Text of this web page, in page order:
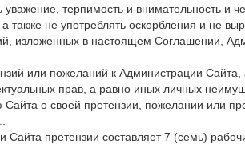
уважение, терпимость и внимательность
а также не употреблять оскорбления и не
изложенных в настоящем Соглашении,
или пожеланий к Администрации
прав, а равно иных личных
о своей претензии, пожелании или
претензии составляет 7 (семь)